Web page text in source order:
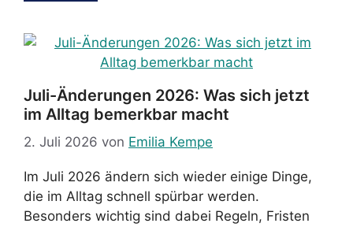
Juli-Änderungen 2026: Was sich jetzt
im Alltag bemerkbar macht
2. Juli 2026 von Emilia Kempe
Im Juli 2026 ändern sich wieder einige Dinge,
die im Alltag schnell spürbar werden.
Besonders wichtig sind dabei Regeln, Fristen